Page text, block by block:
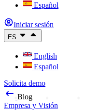
Español
Iniciar sesión
ES
English
Español
Solicita demo
Blog
Empresa y Visión